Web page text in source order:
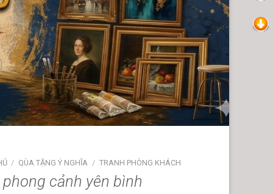
/ QÙA TẶNG Ý NGHĨA / TRANH PHÒNG KHÁCH
cảnh yên bình